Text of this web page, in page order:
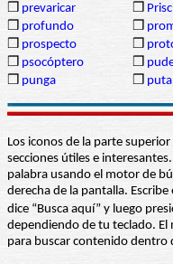
❒ prevaricar ❒
❒ profundo ❒
❒ prospecto ❒
❒ psocóptero ❒
❒ punga ❒
Los iconos de la parte
secciones útiles e
palabra usando el motor de
derecha de la pantalla.
dice “Busca aquí” y luego
dependiendo de tu teclado. El
para buscar contenido dentro